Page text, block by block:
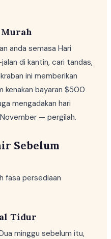
anda semasa Hari
di kantin, cari tandas,
ini memberikan
kenakan bayaran $500
mengadakan hari
— pergilah.
Sebelum
fasa persediaan
Tidur
minggu sebelum itu,